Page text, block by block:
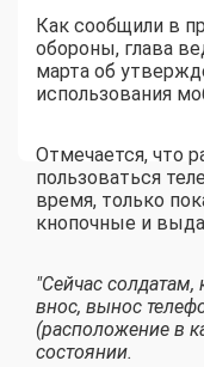
Как сообщили в
обороны, глава
марта об
использования
Отмечается, что
пользоваться
время, только
кнопочные и
"Сейчас солдатам,
внос, вынос
(расположение в
состоянии.